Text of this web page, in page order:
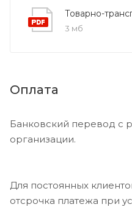
Товарно-
3 мб
Оплата
Банковский перевод с
организации.
Для постоянных
отсрочка платежа при